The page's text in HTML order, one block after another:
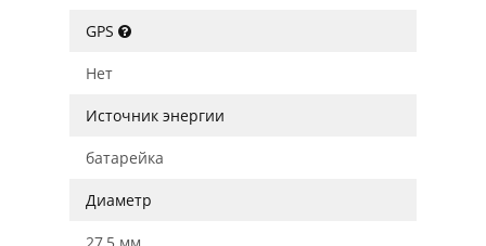
GPS
Нет
Источник энергии
батарейка
Диаметр